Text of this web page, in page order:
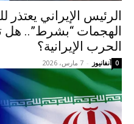
الرئيس الإيراني
الهجمات “بشرط”.. هل
الحرب الإيرانية؟
آنفانيوز - 7 مارس، 2026 0